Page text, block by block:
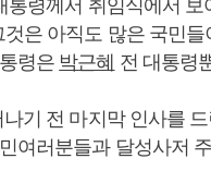
통령께서 취임식에서
것은 아직도 많은 국민
령은 박근혜 전 대통령
기 전 마지막 인사를
여러분들과 달성사저